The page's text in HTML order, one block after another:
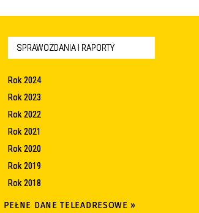
SPRAWOZDANIA I RAPORTY
Rok 2024
Rok 2023
Rok 2022
Rok 2021
Rok 2020
Rok 2019
Rok 2018
PEŁNE DANE TELEADRESOWE »